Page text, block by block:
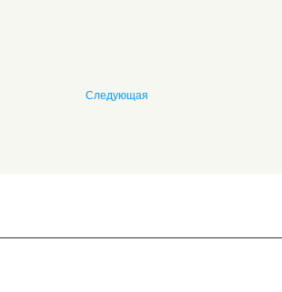
Следующая